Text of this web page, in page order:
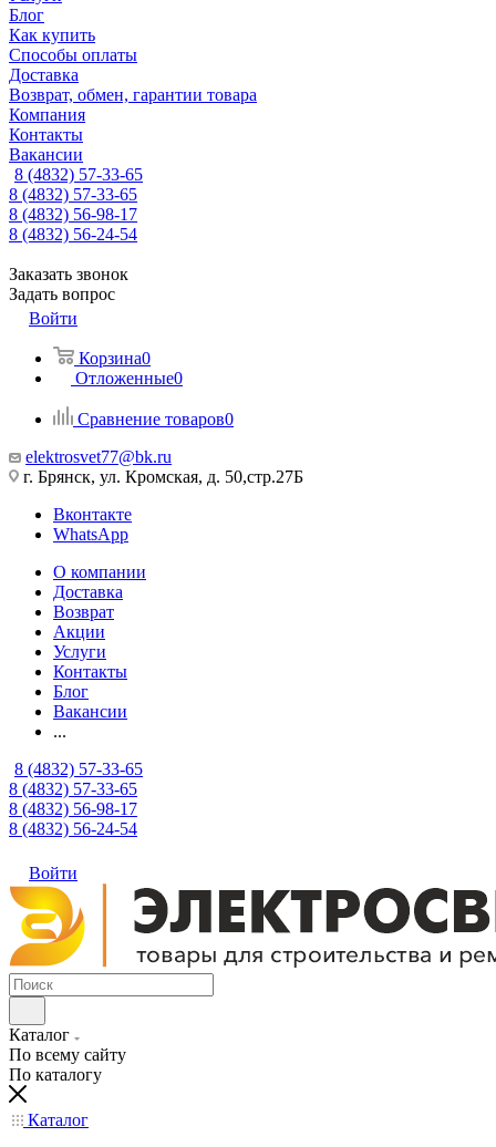
Блог
Как купить
Способы оплаты
Доставка
Возврат, обмен, гарантии товара
Компания
Контакты
Вакансии
8 (4832) 57-33-65
8 (4832) 57-33-65
8 (4832) 56-98-17
8 (4832) 56-24-54
Заказать звонок
Задать вопрос
Войти
Корзина0
Отложенные0
Сравнение товаров0
elektrosvet77@bk.ru
г. Брянск, ул. Кромская, д. 50,стр.27Б
Вконтакте
WhatsApp
О компании
Доставка
Возврат
Акции
Услуги
Контакты
Блог
Вакансии
...
8 (4832) 57-33-65
8 (4832) 57-33-65
8 (4832) 56-98-17
8 (4832) 56-24-54
Войти
Каталог
По всему сайту
По каталогу
Каталог